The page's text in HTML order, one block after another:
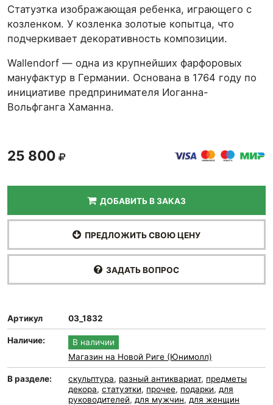
Статуэтка изображающая ребенка, играющего с
козленком. У козленка золотые копытца, что
подчеркивает декоративность композиции.
Wallendorf — одна из крупнейших фарфоровых
мануфактур в Германии. Основана в 1764 году по
инициативе предпринимателя Иоганна-
Вольфганга Хаманна.
25 800
ДОБАВИТЬ В ЗАКАЗ
ПРЕДЛОЖИТЬ СВОЮ ЦЕНУ
ЗАДАТЬ ВОПРОС
Артикул 03_1832
Наличие:
В наличии
Магазин на Новой Риге (Юнимолл)
В разделе: скульптура, разный антиквариат, предметы
декора, статуэтки, прочее, подарки, для
руководителей, для мужчин, для женщин